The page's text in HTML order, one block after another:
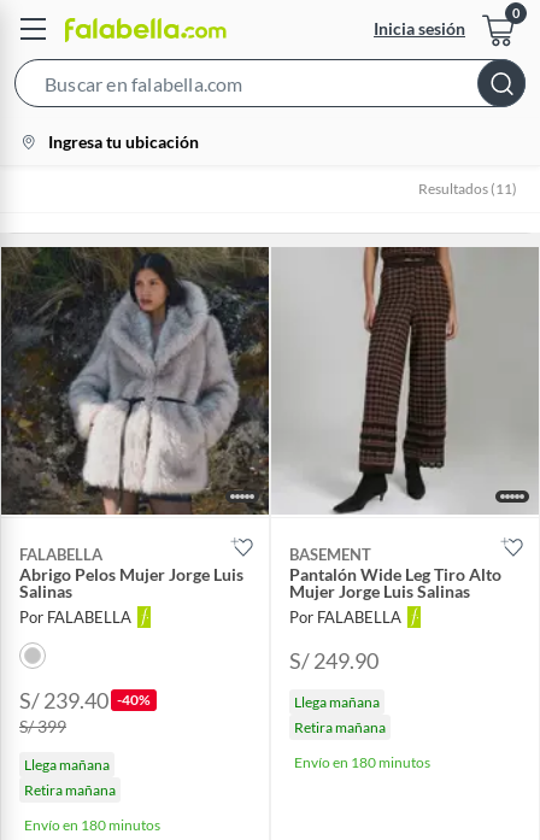
Inicia sesión
Bar
location-
icon
Ingresa tu ubicación
Resultados (11)
FALABELLA
Abrigo Pelos Mujer Jorge Luis
Salinas
Por FALABELLA
S/ 239.40 -40%
S/ 399
Llega mañana
Retira mañana
Envío en 180 minutos
BASEMENT
Pantalón Wide Leg Tiro Alto
Mujer Jorge Luis Salinas
Por FALABELLA
S/ 249.90
Llega mañana
Retira mañana
Envío en 180 minutos